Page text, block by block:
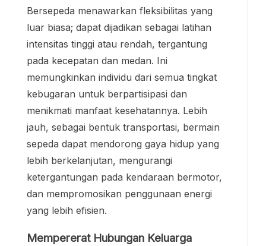
Bersepeda menawarkan fleksibilitas yang
luar biasa; dapat dijadikan sebagai latihan
intensitas tinggi atau rendah, tergantung
pada kecepatan dan medan. Ini
memungkinkan individu dari semua tingkat
kebugaran untuk berpartisipasi dan
menikmati manfaat kesehatannya. Lebih
jauh, sebagai bentuk transportasi, bermain
sepeda dapat mendorong gaya hidup yang
lebih berkelanjutan, mengurangi
ketergantungan pada kendaraan bermotor,
dan mempromosikan penggunaan energi
yang lebih efisien.
Mempererat Hubungan Keluarga